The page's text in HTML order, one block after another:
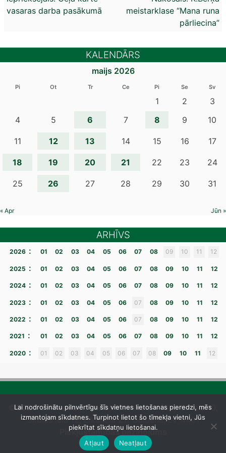
izvēlne
vasaras darba pasākumā
meistarklase “Mana runa
pārliecina”
KALENDĀRS
maijs 2026
Pi Ot Tr Ce Pi Se Sv
1 2
3
4
5 6 7 8 9 10
11 12 13 14 15 16 17
18 19 20 21 22 23 24
25 26 27 28 29 30 31
« Apr Jūn »
ARHĪVS
2026 : 01 02 03 04 05 06 07 08 09 10 11 12
2025 : 01 02 03 04 05 06 07 08 09 10 11 12
2024 : 01 02 03 04 05 06 07 08 09 10 11 12
2023 : 01 02 03 04 05 06 07 08 09 10 11 12
2022 : 01 02 03 04 05 06 07 08 09 10 11 12
2021 : 01 02 03 04 05 06 07 08 09 10 11 12
2020 : 01 02 03 04 05 06 07 08 09 10 11 12
©2026 Gulbenes novada vidusskola– [Skolas iela 10,
Skolas iela 12, Līkā iela 21] Gulbene, LV-4401
Piekļūstamības paziņojums
Lai nodrošinātu pilnvērtīgu šīs vietnes lietošanas pieredzi, mēs
izmantojam sīkdatnes. Turpinot lietot šo tīmekļa vietni, Jūs
piekrītat sīkdatņu lietošanai.
Atļaut
Neatļaut